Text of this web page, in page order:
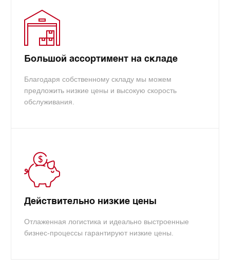
Большой ассортимент на складе
Благодаря собственному складу мы можем
предложить низкие цены и высокую скорость
обслуживания.
Действительно низкие цены
Отлаженная логистика и идеально выстроенные
бизнес-процессы гарантируют низкие цены.